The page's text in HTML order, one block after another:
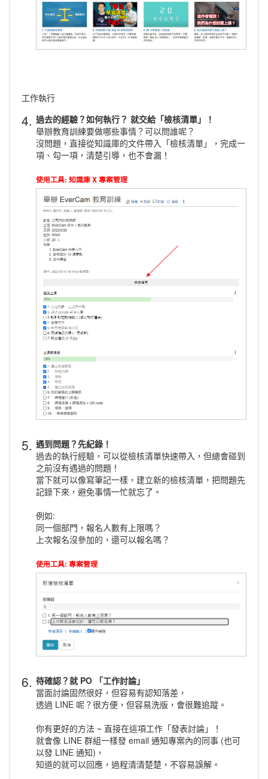
工作執行
4. 過去的經驗？如何執行？ 就交給「檢核清單」！
舉辦教育訓練要做哪些事情？可以問誰呢？
沒問題，直接從知識庫的文件帶入「檢核清單」，完成一
項、勾一項，清楚引導，也不會漏！
使用工具: 知識庫 X 專案管理
5. 遇到問題？先紀錄！
過去的執行經驗，可以從檢核清單快速帶入，但總會碰到
之前沒有遇過的問題！
當下就可以像寫筆記一樣，建立新的檢核清單，把問題先
記錄下來，避免事情一忙就忘了。
例如:
同一個部門，報名人數有上限嗎？
上次報名沒參加的，還可以報名嗎？
使用工具: 專案管理
6. 待確認？就 PO 「工作討論」
當面討論固然很好，但容易有認知落差，
透過 LINE 呢？很方便，但容易洗版，會很難追蹤。
你有更好的方法 ~ 直接在這項工作「發表討論」！
就會像 LINE 群組一樣發 email 通知專案內的同事 (也可
以發 LINE 通知)，
知道的就可以回應，過程清清楚楚，不容易誤解。